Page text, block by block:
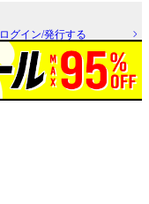
ログイン/発行する